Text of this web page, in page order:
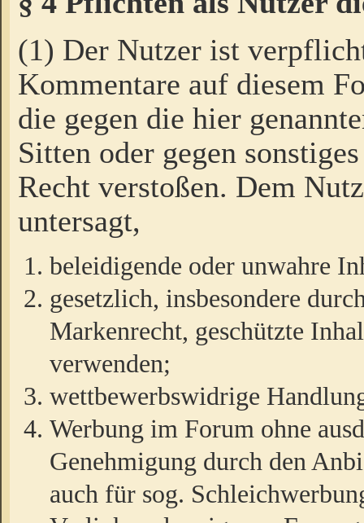
(1) Der Nutzer ist
Kommentare auf diesem
die gegen die hier
Sitten oder gegen
Recht verstoßen. Dem
untersagt,
beleidigende oder unwahre
gesetzlich, insbesondere
Markenrecht, geschützte
verwenden;
wettbewerbswidrige
Werbung im Forum ohne
Genehmigung durch den
auch für sog.